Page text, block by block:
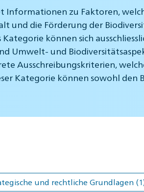
Informationen zu Faktoren,
und die Förderung der
können sich
Umwelt- und
Ausschreibungskriterien,
Kategorie können sowohl
und rechtliche Grundlagen